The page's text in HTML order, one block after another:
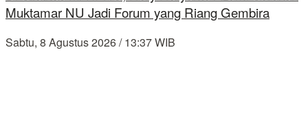
Muktamar NU Jadi Forum yang Riang Gembira
Sabtu, 8 Agustus 2026 / 13:37 WIB